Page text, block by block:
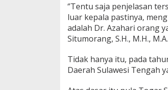
‘’Tentu saja penjelasan
luar kepala pastinya,
adalah Dr. Azahari orang
Situmorang, S.H., M.H.,
Tidak hanya itu, pada
Daerah Sulawesi Tengah